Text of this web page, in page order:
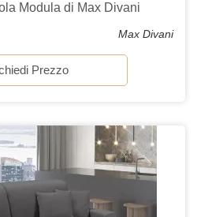
Modula di Max Divani
Max Divani
Prezzo